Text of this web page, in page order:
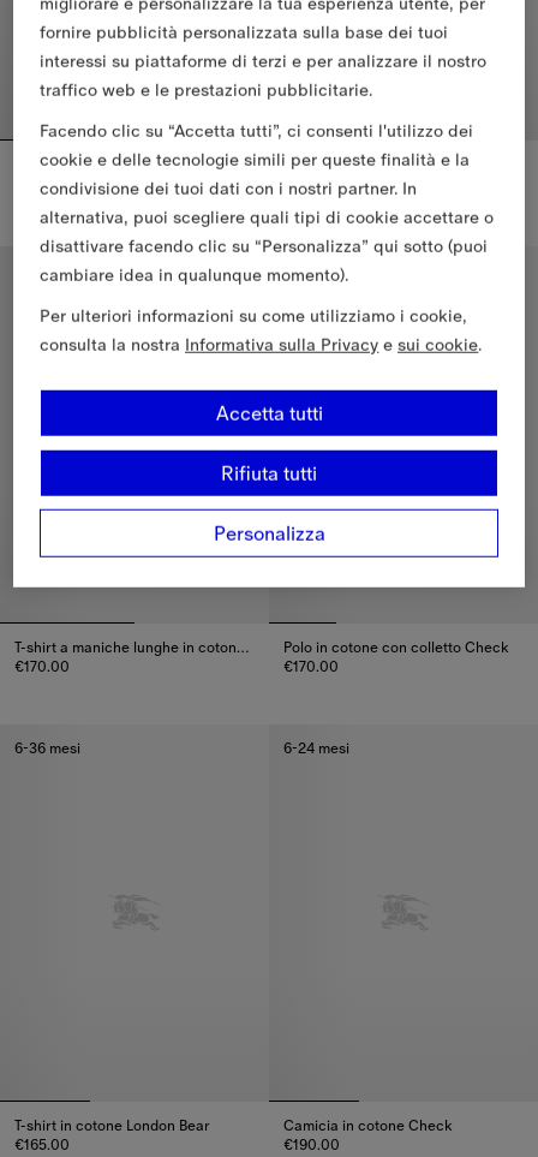
Felpa in cotone con cappuccio, cerniera e finiture Check
€250.00
Felpa in cotone con cappuccio, cerniera e finiture Check,
T-shirt in cotone Rain Bear
€155.00
T-shirt in cotone Rain Bear,
6-36 mesi
T-shirt a maniche lunghe in cotone​ Rain Bear
€170.00
6-24 mesi
Polo in cotone con colletto Check
€170.00
6-36 mesi
T-shirt in cotone London Bear
€165.00
6-24 mesi
Camicia in cotone Check
€190.00
fornire pubblicità personalizzata sulla base dei tuoi
interessi su piattaforme di terzi e per analizzare il nostro
traffico web e le prestazioni pubblicitarie.
Facendo clic su “Accetta tutti”, ci consenti l'utilizzo dei
cookie e delle tecnologie simili per queste finalità e la
condivisione dei tuoi dati con i nostri partner. In
alternativa, puoi scegliere quali tipi di cookie accettare o
disattivare facendo clic su “Personalizza” qui sotto (puoi
cambiare idea in qualunque momento).
Per ulteriori informazioni su come utilizziamo i cookie,
consulta la nostra Informativa sulla Privacy esui cookie.
Personalizza
Rifiuta tutti
Accetta tutti